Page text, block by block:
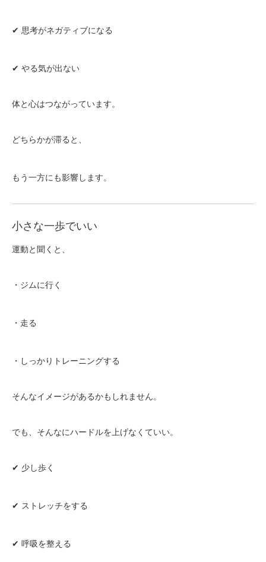
✔ 思考がネガティブになる
✔ やる気が出ない
体と心はつながっています。
どちらかが滞ると、
もう一方にも影響します。
小さな一歩でいい
運動と聞くと、
・ジムに行く
・走る
・しっかりトレーニングする
そんなイメージがあるかもしれません。
でも、そんなにハードルを上げなくていい。
✔ 少し歩く
✔ ストレッチをする
✔ 呼吸を整える